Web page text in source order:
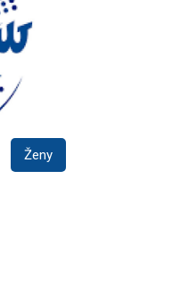
Ženy